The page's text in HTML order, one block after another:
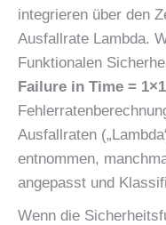
integrieren über den
Ausfallrate Lambda.
Funktionalen
Failure in Time =
Ausfallraten
entnommen,
angepasst und
Wenn die